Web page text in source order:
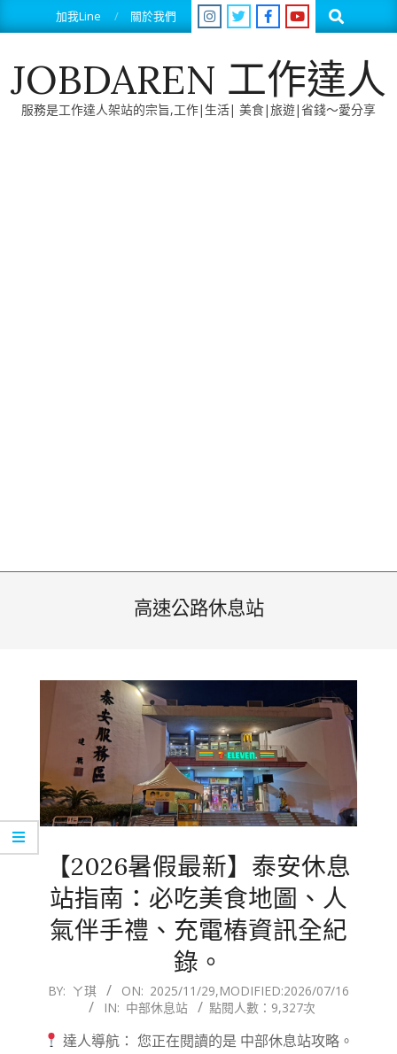
to
加我Line 關於我們 Search
JOBDAREN 工作達人
服務是工作達人架站的宗旨,工作|生活| 美食|旅遊|省錢～愛分享
高速公路休息站
【2026暑假最新】泰安休息
站指南：必吃美食地圖、人
氣伴手禮、充電樁資訊全紀
錄。
2025-
29
BY: ㄚ琪 ON: 2025/11/29,MODIFIED:2026/07/16
IN: 中部休息站 點閱人數：9,327次
達人導航： 您正在閱讀的是 中部休息站攻略。